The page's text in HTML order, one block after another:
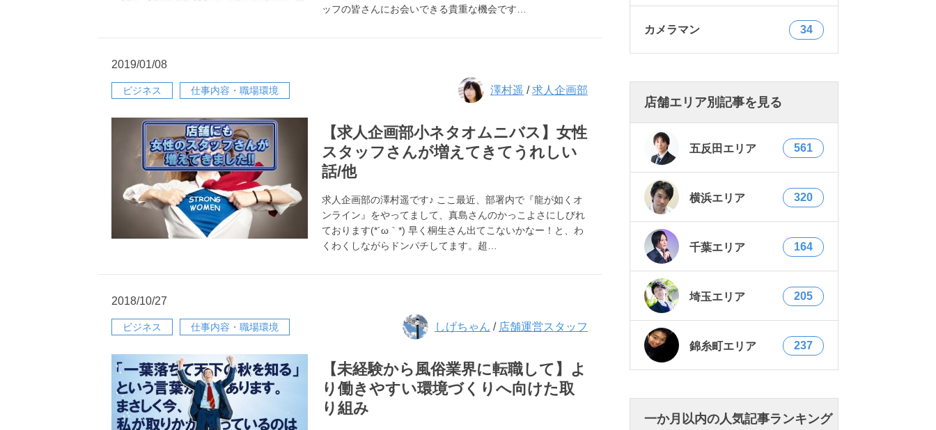
ッフの皆さんにお会いできる貴重な機会です…
2019/01/08
ビジネス 仕事内容・職場環境 澤村遥 /求人企画部
【求人企画部小ネタオムニバス】女性
スタッフさんが増えてきてうれしい
話/他
求人企画部の澤村遥です♪ ここ最近、部署内で『龍が如くオ
ンライン』をやってまして、真島さんのかっこよさにしびれ
ております(*´ω｀*) 早く桐生さん出てこないかなー！と、わ
くわくしながらドンパチしてます。超…
2018/10/27
ビジネス 仕事内容・職場環境 しげちゃん / 店舗運営スタッフ
【未経験から風俗業界に転職して】よ
り働きやすい環境づくりへ向けた取
り組み
カメラマン 34
店舗エリア別記事を見る
五反田エリア 561
横浜エリア 320
千葉エリア 164
埼玉エリア 205
錦糸町エリア 237
一か月以内の人気記事ランキング